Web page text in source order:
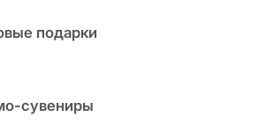
подарки
сувениры